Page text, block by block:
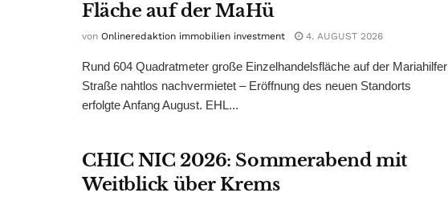
Fläche auf der MaHü
von Onlineredaktion immobilien investment 4. AUGUST 2026
Rund 604 Quadratmeter große Einzelhandelsfläche auf der Mariahilfer
Straße nahtlos nachvermietet – Eröffnung des neuen Standorts
erfolgte Anfang August. EHL...
CHIC NIC 2026: Sommerabend mit
Weitblick über Krems